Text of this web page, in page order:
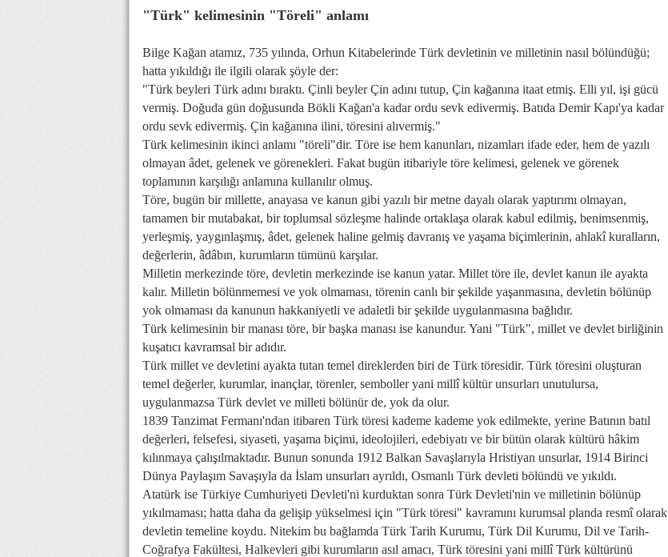
"Türk" kelimesinin "Töreli" anlamı
Bilge Kağan atamız, 735 yılında, Orhun Kitabelerinde Türk devletinin ve milletinin nasıl bölündüğü;
hatta yıkıldığı ile ilgili olarak şöyle der:
"Türk beyleri Türk adını bıraktı. Çinli beyler Çin adını tutup, Çin kağanına itaat etmiş. Elli yıl, işi gücü
vermiş. Doğuda gün doğusunda Bökli Kağan'a kadar ordu sevk edivermiş. Batıda Demir Kapı'ya kadar
ordu sevk edivermiş. Çin kağanına ilini, töresini alıvermiş."
Türk kelimesinin ikinci anlamı "töreli"dir. Töre ise hem kanunları, nizamları ifade eder, hem de yazılı
olmayan âdet, gelenek ve görenekleri. Fakat bugün itibariyle töre kelimesi, gelenek ve görenek
toplamının karşılığı anlamına kullanılır olmuş.
Töre, bugün bir millette, anayasa ve kanun gibi yazılı bir metne dayalı olarak yaptırımı olmayan,
tamamen bir mutabakat, bir toplumsal sözleşme halinde ortaklaşa olarak kabul edilmiş, benimsenmiş,
yerleşmiş, yaygınlaşmış, âdet, gelenek haline gelmiş davranış ve yaşama biçimlerinin, ahlakî kuralların,
değerlerin, âdâbın, kurumların tümünü karşılar.
Milletin merkezinde töre, devletin merkezinde ise kanun yatar. Millet töre ile, devlet kanun ile ayakta
kalır. Milletin bölünmemesi ve yok olmaması, törenin canlı bir şekilde yaşanmasına, devletin bölünüp
yok olmaması da kanunun hakkaniyetli ve adaletli bir şekilde uygulanmasına bağlıdır.
Türk kelimesinin bir manası töre, bir başka manası ise kanundur. Yani "Türk", millet ve devlet birliğinin
kuşatıcı kavramsal bir adıdır.
Türk millet ve devletini ayakta tutan temel direklerden biri de Türk töresidir. Türk töresini oluşturan
temel değerler, kurumlar, inançlar, törenler, semboller yani millî kültür unsurları unutulursa,
uygulanmazsa Türk devlet ve milleti bölünür de, yok da olur.
1839 Tanzimat Fermanı'ndan itibaren Türk töresi kademe kademe yok edilmekte, yerine Batının batıl
değerleri, felsefesi, siyaseti, yaşama biçimi, ideolojileri, edebiyatı ve bir bütün olarak kültürü hâkim
kılınmaya çalışılmaktadır. Bunun sonunda 1912 Balkan Savaşlarıyla Hristiyan unsurlar, 1914 Birinci
Dünya Paylaşım Savaşıyla da İslam unsurları ayrıldı, Osmanlı Türk devleti bölündü ve yıkıldı.
Atatürk ise Türkiye Cumhuriyeti Devleti'ni kurduktan sonra Türk Devleti'nin ve milletinin bölünüp
yıkılmaması; hatta daha da gelişip yükselmesi için "Türk töresi" kavramını kurumsal planda resmî olarak
devletin temeline koydu. Nitekim bu bağlamda Türk Tarih Kurumu, Türk Dil Kurumu, Dil ve Tarih-
Coğrafya Fakültesi, Halkevleri gibi kurumların asıl amacı, Türk töresini yani millî Türk kültürünü